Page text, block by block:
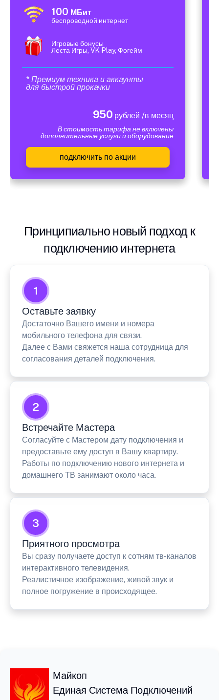
100 МБит
беспроводной интернет
Игровые бонусы
Леста Игры, VK Play, Фогейм
* Премиум техника и аккаунты
для быстрой прокачки
950 рублей /в месяц
В стоимость тарифа не включены
дополнительные услуги и оборудование
подключить по акции
Принципиально новый подход к
подключению интернета
1
Оставьте заявку
Достаточно Вашего имени и номера
мобильного телефона для связи.
Далее с Вами свяжется наша сотрудница для
согласования деталей подключения.
2
Встречайте Мастера
Согласуйте с Мастером дату подключения и
предоставьте ему доступ в Вашу квартиру.
Работы по подключению нового интернета и
домашнего ТВ занимают около часа.
3
Приятного просмотра
Вы сразу получаете доступ к сотням тв-каналов
интерактивного телевидения.
Реалистичное изображение, живой звук и
полное погружение в происходящее.
Майкоп
Единая Система Подключений